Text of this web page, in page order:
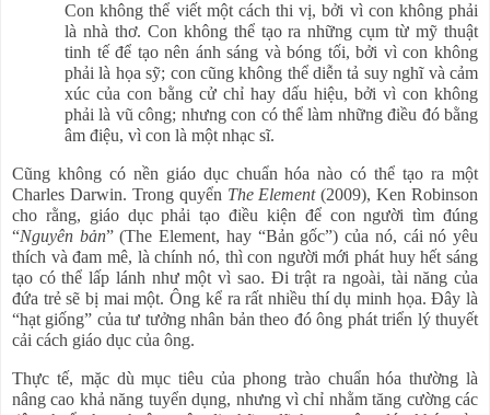
Con không thể viết một cách thi vị, bởi vì con không phải
là nhà thơ. Con không thể tạo ra những cụm từ mỹ thuật
tinh tế để tạo nên ánh sáng và bóng tối, bởi vì con không
phải là họa sỹ; con cũng không thể diễn tả suy nghĩ và cảm
xúc của con bằng cử chỉ hay dấu hiệu, bởi vì con không
phải là vũ công; nhưng con có thể làm những điều đó bằng
âm điệu, vì con là một nhạc sĩ.
Cũng không có nền giáo dục chuẩn hóa nào có thể tạo ra một
Charles Darwin. Trong quyển The Element(2009), Ken Robinson
cho rằng, giáo dục phải tạo điều kiện để con người tìm đúng
“Nguyên bản” (The Element, hay “Bản gốc”) của nó, cái nó yêu
thích và đam mê, là chính nó, thì con người mới phát huy hết sáng
tạo có thể lấp lánh như một vì sao. Đi trật ra ngoài, tài năng của
đứa trẻ sẽ bị mai một. Ông kể ra rất nhiều thí dụ minh họa. Đây là
“hạt giống” của tư tưởng nhân bản theo đó ông phát triển lý thuyết
cải cách giáo dục của ông.
Thực tế, mặc dù mục tiêu của phong trào chuẩn hóa thường là
nâng cao khả năng tuyển dụng, nhưng vì chỉ nhằm tăng cường các